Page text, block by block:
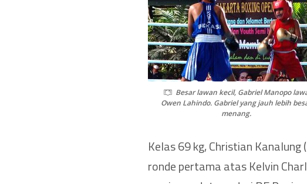
Besar lawan kecil, Gabriel Manopo
Owen Lahindo. Gabriel yang jauh lebih
menang.
Kelas 69 kg, Christian Kanalung
ronde pertama atas Kelvin